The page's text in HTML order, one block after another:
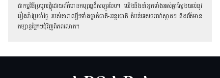
ជាកម្មវិធីប្រមូលផ្ដុំដោយព័ត៌មានកម្សាន្តដ៏សម្បូរបែប។ យើងនឹងនាំអ្នកទាំងអស់គ្នាស្វែងយល់នូវ
រឿងរ៉ាវប្រចាំថ្ងៃ របស់តារាល្បីៗទាំងថ្នាក់ជាតិ-អន្តរជាតិ តំបន់ទេសចរណ៍ស្អាតៗ និង​ព័ត៌មាន
កម្សាន្តប្លែកៗជុំវិញពិភពលោក។